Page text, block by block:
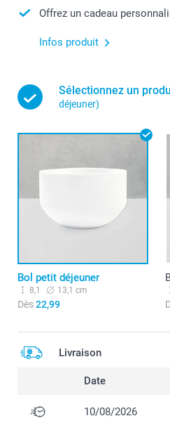
Offrez un cadeau
Infos produit
Sélectionnez un
déjeuner)
Bol petit déjeuner
8,1 13,1 cm
Dès22,99
Livraison
Date
10/08/2026